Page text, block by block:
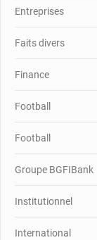
Entreprises
Faits divers
Finance
Football
Football
Groupe BGFIBank
Institutionnel
International